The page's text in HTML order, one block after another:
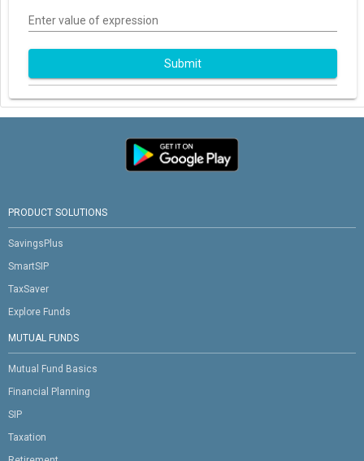
Enter value of expression
Submit
PRODUCT SOLUTIONS
SavingsPlus
SmartSIP
TaxSaver
Explore Funds
MUTUAL FUNDS
Mutual Fund Basics
Financial Planning
SIP
Taxation